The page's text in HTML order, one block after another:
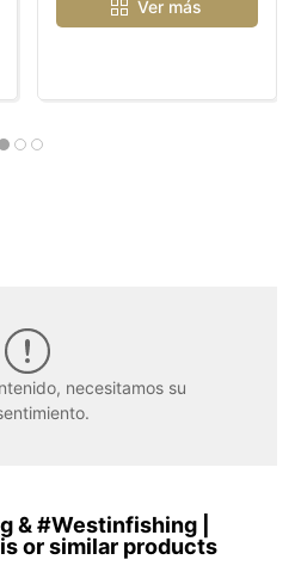
Ver más
necesitamos su
& #Westinfishing |
or similar products